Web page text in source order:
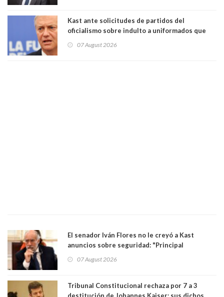
Kast ante solicitudes de partidos del
oficialismo sobre indulto a uniformados que
07 August 2026
El senador Iván Flores no le creyó a Kast
anuncios sobre seguridad: "Principal
perseguir ruta del dinero y levantar secreto
07 August 2026
Tribunal Constitucional rechaza por 7 a 3